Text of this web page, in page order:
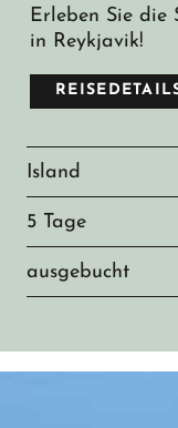
Erleben Sie die
in Reykjavik!
Island
5 Tage
ausgebucht